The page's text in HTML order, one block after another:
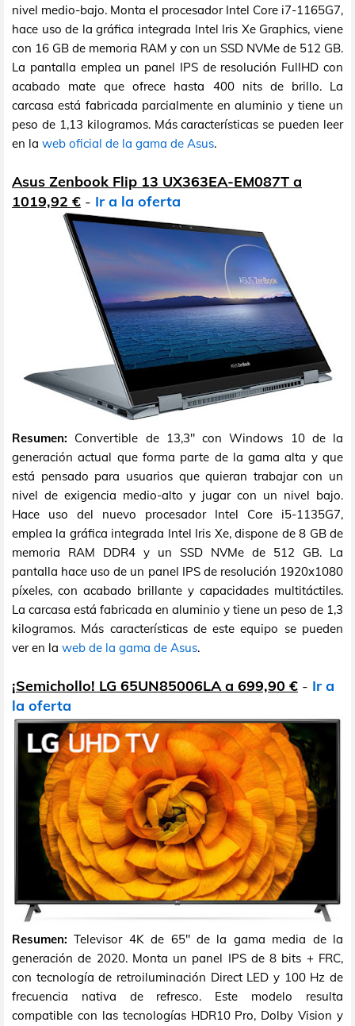
nivel medio-bajo. Monta el procesador Intel Core i7-1165G7,
hace uso de la gráfica integrada Intel Iris Xe Graphics, viene
con 16 GB de memoria RAM y con un SSD NVMe de 512 GB.
La pantalla emplea un panel IPS de resolución FullHD con
acabado mate que ofrece hasta 400 nits de brillo. La
carcasa está fabricada parcialmente en aluminio y tiene un
peso de 1,13 kilogramos. Más características se pueden leer
en la web oficial de la gama de Asus.
Asus Zenbook Flip 13 UX363EA-EM087T a
1019,92 € - Ir a la oferta
Resumen: Convertible de 13,3" con Windows 10 de la
generación actual que forma parte de la gama alta y que
está pensado para usuarios que quieran trabajar con un
nivel de exigencia medio-alto y jugar con un nivel bajo.
Hace uso del nuevo procesador Intel Core i5-1135G7,
emplea la gráfica integrada Intel Iris Xe, dispone de 8 GB de
memoria RAM DDR4 y un SSD NVMe de 512 GB. La
pantalla hace uso de un panel IPS de resolución 1920x1080
píxeles, con acabado brillante y capacidades multitáctiles.
La carcasa está fabricada en aluminio y tiene un peso de 1,3
kilogramos. Más características de este equipo se pueden
ver en la web de la gama de Asus.
¡Semichollo! LG 65UN85006LA a 699,90 € - Ir a
la oferta
Resumen: Televisor 4K de 65" de la gama media de la
generación de 2020. Monta un panel IPS de 8 bits + FRC,
con tecnología de retroiluminación Direct LED y 100 Hz de
frecuencia nativa de refresco. Este modelo resulta
compatible con las tecnologías HDR10 Pro, Dolby Vision y